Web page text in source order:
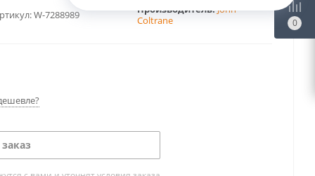
W-7288989 Производитель:John
Coltrane
0